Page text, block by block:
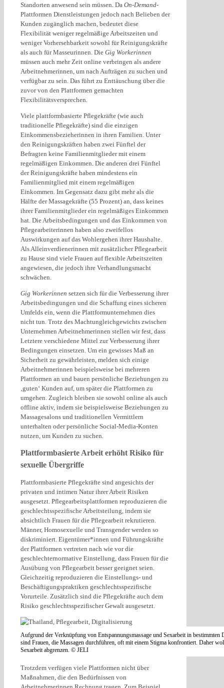
Standorten anwesend sein müssen. Da On-Demand-
Plattformen Dienstleistungen jedoch nach Belieben der
Kunden zugänglich machen, bedeutet diese
Flexibilität weniger regelmäßige Arbeitszeiten und
weniger Vorhersehbarkeit sowohl für Reinigungskräfte
als auch für Masseurinnen. Die Gig Workerinnen
müssen auch mehr Zeit online verbringen als andere
Arbeitnehmerinnen, um nach Aufträgen zu suchen und
verfügbar zu sein. Das führt zu Enttäuschung über die
zuvor von den Plattformen gemachten
Flexibilitätsversprechen.
Viele plattformbasierte Pflegekräfte (wie auch
traditionelle Pflegekräfte) sind die einzigen
Einkommensbezieherinnen in ihren Familien. Unter
den Reinigungskräften haben zwei Fünftel der
Befragten keine Familienmitglieder mit einem
regelmäßigen Einkommen. Die anderen drei Fünftel
der Reinigungskräfte haben mindestens ein
Familienmitglied mit einem regelmäßigen
Einkommen. Im Gegensatz dazu gibt mehr als die
Hälfte der Massagekräfte (55 Prozent) an, dass keines
ihrer Familienmitglieder ein regelmäßiges Einkommen
hat. Die Arbeitsbedingungen und das Einkommen von
Pflegearbeiterinnen haben also zweifellos
Auswirkungen auf das Wohlergehen ihrer Haushalte.
Als Alleinverdienerinnen mit zusätzlicher Pflegearbeit
zu Hause sind viele Frauen auf flexible Arbeitszeiten
angewiesen, die jedoch ihre Verhandlungsmacht
schwächen.
Gig Workerinnen setzen sich für die Verbesserung ihrer
Arbeitsbedingungen und die Schaffung eines sicheren
Umfelds ein, wenn die Plattformunternehmen dies
nicht tun. Trotz des Machtungleichgewichts zwischen
Unternehmen Arbeitnehmerinnen stellen wir fest, dass
Letztere verschiedene Mittel zur Verbesserung ihrer
Bedingungen einsetzen. Um ein gewisses Maß an
Sicherheit zu gewährleisten, melden sich einige
Arbeitnehmerinnen beispielsweise bei mehreren
Plattformen an und bauen persönliche Beziehungen zu
‚guten‘ Kunden auf, um später die Plattformen zu
umgehen. Zugleich bleiben sie sowohl online als auch
offline aktiv, indem sie beispielsweise Beziehungen zu
Massagesalons und traditionellen Vermittlern
unterhalten oder persönliche Social-Media-Konten
nutzen, um Kunden zu suchen.
Plattformbasierte Arbeit erhöht Risiko für
sexuelle Übergriffe
Plattformbasierte Pflegekräfte sind angesichts der
privaten und intimen Natur ihrer Arbeit Risiken
ausgesetzt. Pflegearbeitsplattformen reproduzieren die
geschlechtsspezifische Arbeitsteilung, indem sie
absichtlich Frauen für die Pflegearbeit rekrutieren.
Männer, Homosexuelle und Transgender werden so
diskriminiert. Eigentümer*innen und Führungskräfte
der Plattformen vertreten nach wie vor die
geschlechternormative Einstellung, dass Frauen für die
Ausübung von Pflegearbeit besser geeignet seien.
Gleichzeitig reproduzieren die Einstellungs- und
Beschäftigungspraktiken geschlechtsspezifische
Vorurteile. Zusätzlich sind die Pflegekräfte auch dem
Risiko geschlechtsspezifischer Gewalt ausgesetzt.
Aufgrund der Verknüpfung von Entspannungsmassage und Sexarbeit in
sind Frauen, die Massagen durchführen, oft mit einem Stigma konfrontiert. Daher
Sexarbeit abgrenzen. © JELI
Trotzdem verfügen viele Plattformen nicht über
Maßnahmen, die den Bedürfnissen von